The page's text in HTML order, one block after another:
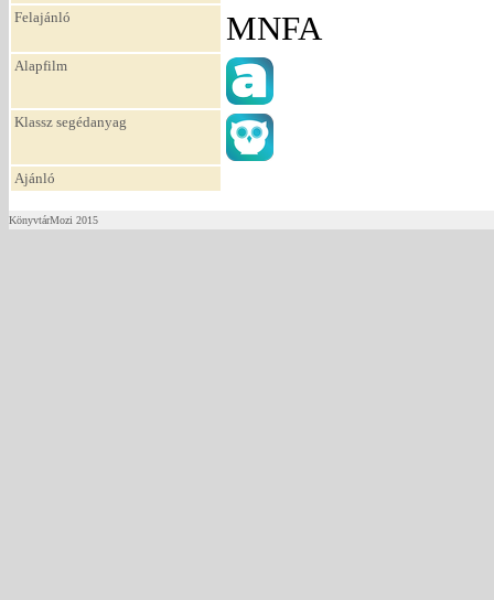
Felajánló MNFA
Alapfilm
Klassz segédanyag
Ajánló
KönyvtárMozi 2015